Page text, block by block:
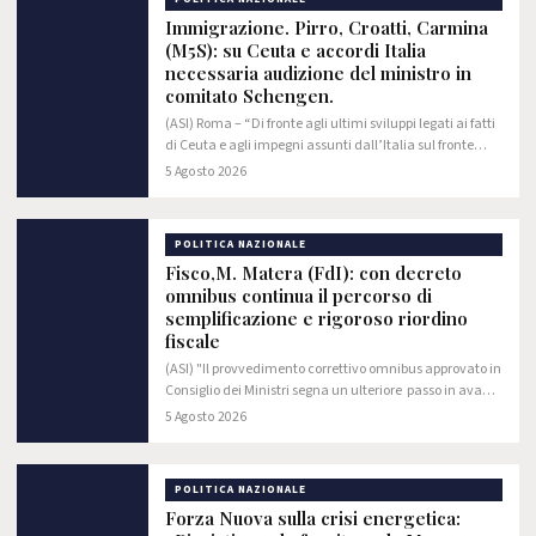
Immigrazione. Pirro, Croatti, Carmina
(M5S): su Ceuta e accordi Italia
necessaria audizione del ministro in
comitato Schengen.
(ASI) Roma – “Di fronte agli ultimi sviluppi legati ai fatti
di Ceuta e agli impegni assunti dall’Italia sul fronte
della gestione dei flussi e del controllo delle frontiere, è
5 Agosto 2026
POLITICA NAZIONALE
Fisco,M. Matera (FdI): con decreto
omnibus continua il percorso di
semplificazione e rigoroso riordino
fiscale
(ASI) "Il provvedimento correttivo omnibus approvato in
Consiglio dei Ministri segna un ulteriore passo in avanti
nel percorso di attuazione della riforma fiscale. È la
5 Agosto 2026
POLITICA NAZIONALE
Forza Nuova sulla crisi energetica: